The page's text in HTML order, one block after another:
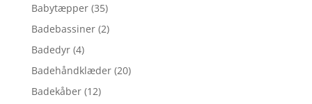
Babytæpper (35)
Badebassiner (2)
Badedyr (4)
Badehåndklæder (20)
Badekåber (12)